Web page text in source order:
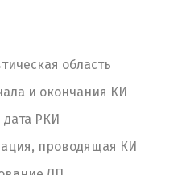
область
и окончания КИ
РКИ
проводящая КИ